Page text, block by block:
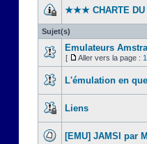
★★★ CHARTE
Sujet(s)
Emulateurs
[ Aller vers la page : 1
L'émulation en
Liens
[EMU] JAMSI par